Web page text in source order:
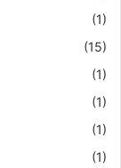
(1)
(15)
(1)
(1)
(1)
(1)